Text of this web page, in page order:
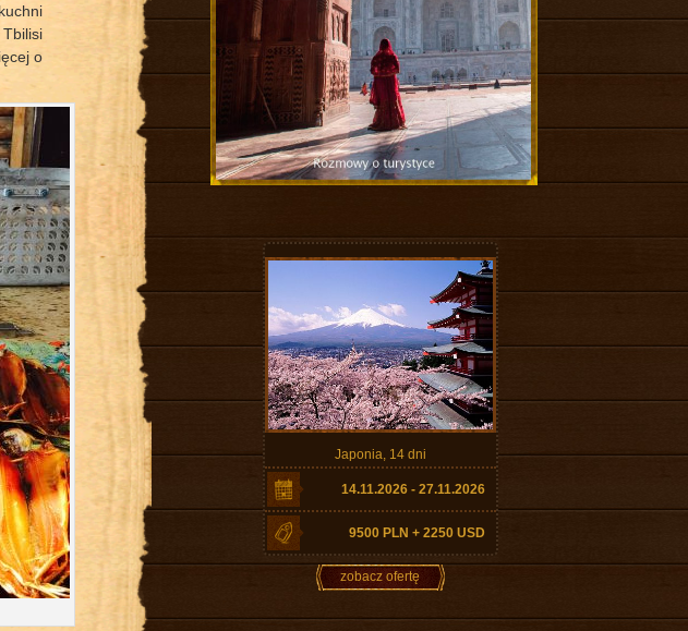
o
Japonia, 14 dni
14.11.2026 - 27.11.2026
9500 PLN + 2250 USD
zobacz ofertę